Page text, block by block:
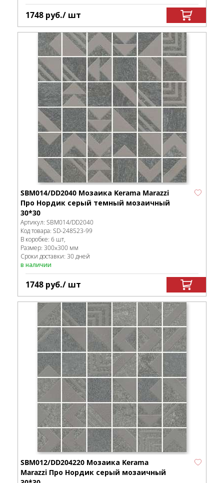
1748 руб./ шт
SBM014/DD2040 Мозаика Kerama Marazzi
Про Нордик серый темный мозаичный
30*30
Артикул: SBM014/DD2040
Код товара: SD-248523-99
В коробке: 6 шт,
Размер: 300x300 мм
Сроки доставки: 30 дней
в наличии
1748 руб./ шт
SBM012/DD204220 Мозаика Kerama
Marazzi Про Нордик серый мозаичный